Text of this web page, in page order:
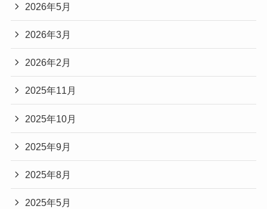
2026年5月
2026年3月
2026年2月
2025年11月
2025年10月
2025年9月
2025年8月
2025年5月